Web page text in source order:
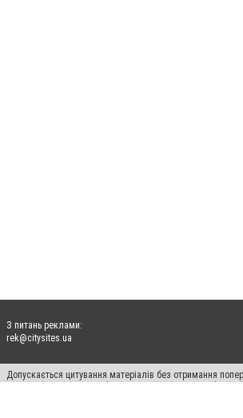
З питань реклами:
rek@citysites.ua
Допускається цитування матеріалів без отримання
для пошукових систем гіперпосилання на цитовані